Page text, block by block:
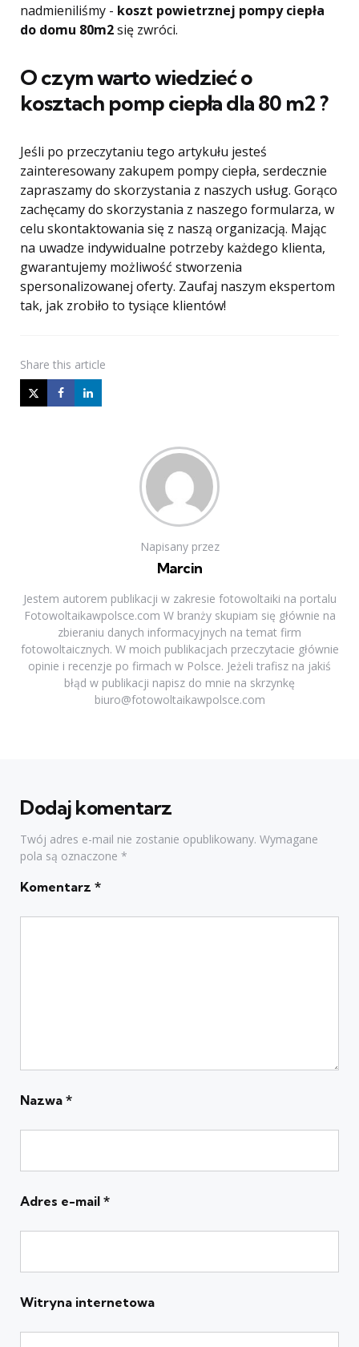
nadmieniliśmy - koszt powietrznej pompy ciepła
do domu 80m2się zwróci.
O czym warto wiedzieć o
kosztach pomp ciepła dla 80 m2 ?
Jeśli po przeczytaniu tego artykułu jesteś
zainteresowany zakupem pompy ciepła, serdecznie
zapraszamy do skorzystania z naszych usług. Gorąco
zachęcamy do skorzystania z naszego formularza, w
celu skontaktowania się z naszą organizacją. Mając
na uwadze indywidualne potrzeby każdego klienta,
gwarantujemy możliwość stworzenia
spersonalizowanej oferty. Zaufaj naszym ekspertom
tak, jak zrobiło to tysiące klientów!
Share this article
Napisany przez
Marcin
Jestem autorem publikacji w zakresie fotowoltaiki na portalu
Fotowoltaikawpolsce.com W branży skupiam się głównie na
zbieraniu danych informacyjnych na temat firm
fotowoltaicznych. W moich publikacjach przeczytacie głównie
opinie i recenzje po firmach w Polsce. Jeżeli trafisz na jakiś
błąd w publikacji napisz do mnie na skrzynkę
biuro@fotowoltaikawpolsce.com
Dodaj komentarz
Twój adres e-mail nie zostanie opublikowany. Wymagane
pola są oznaczone *
Komentarz *
Nazwa *
Adres e-mail *
Witryna internetowa